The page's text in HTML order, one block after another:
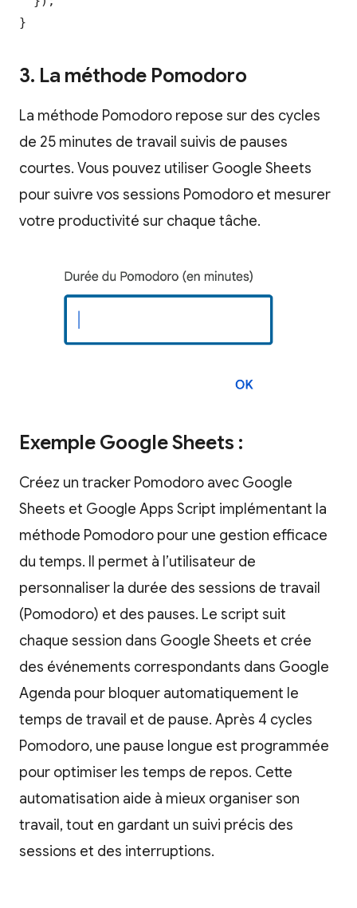
}
3. La méthode Pomodoro
La méthode Pomodoro repose sur des cycles
de 25 minutes de travail suivis de pauses
courtes. Vous pouvez utiliser Google Sheets
pour suivre vos sessions Pomodoro et mesurer
votre productivité sur chaque tâche.
Exemple Google Sheets :
Créez un tracker Pomodoro avec Google
Sheets et Google Apps Script implémentant la
méthode Pomodoro pour une gestion efficace
du temps. Il permet à l’utilisateur de
personnaliser la durée des sessions de travail
(Pomodoro) et des pauses. Le script suit
chaque session dans Google Sheets et crée
des événements correspondants dans Google
Agenda pour bloquer automatiquement le
temps de travail et de pause. Après 4 cycles
Pomodoro, une pause longue est programmée
pour optimiser les temps de repos. Cette
automatisation aide à mieux organiser son
travail, tout en gardant un suivi précis des
sessions et des interruptions.